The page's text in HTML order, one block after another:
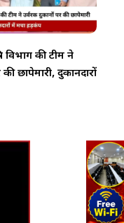
विभाग की टीम ने
छापेमारी, दुकानदारों